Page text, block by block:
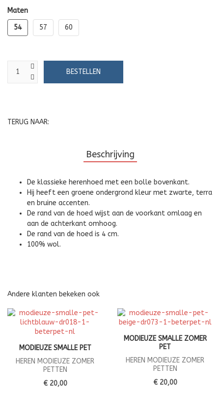
Maten
54
57 60
TERUG NAAR:
Beschrijving
De klassieke herenhoed met een bolle bovenkant.
Hij heeft een groene ondergrond kleur met zwarte, terra
en bruine accenten.
De rand van de hoed wijst aan de voorkant omlaag en
aan de achterkant omhoog.
De rand van de hoed is 4 cm.
100% wol.
Andere klanten bekeken ook
MODIEUZE SMALLE PET
HEREN MODIEUZE ZOMER
PETTEN
€ 20,00
MODIEUZE SMALLE ZOMER
PET
HEREN MODIEUZE ZOMER
PETTEN
€ 20,00